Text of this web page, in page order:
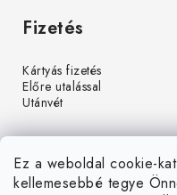
Ez a weboldal cookie-
kellemesebbé tegye
Fizetés
Kártyás fizetés
Előre utalással
Utánvét